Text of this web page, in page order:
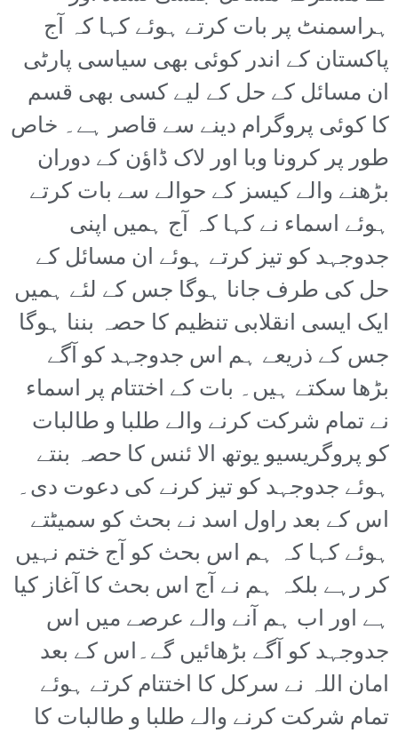
ہراسمنٹ پر بات کرتے ہوئے کہا کہ آج
پاکستان کے اندر کوئی بھی سیاسی پارٹی
ان مسائل کے حل کے لیے کسی بھی قسم
کا کوئی پروگرام دینے سے قاصر ہے۔ خاص
طور پر کرونا وبا اور لاک ڈاؤن کے دوران
بڑھنے والے کیسز کے حوالے سے بات کرتے
ہوئے اسماء نے کہا کہ آج ہمیں اپنی
جدوجہد کو تیز کرتے ہوئے ان مسائل کے
حل کی طرف جانا ہوگا جس کے لئے ہمیں
ایک ایسی انقلابی تنظیم کا حصہ بننا ہوگا
جس کے ذریعے ہم اس جدوجہد کو آگے
بڑھا سکتے ہیں۔ بات کے اختتام پر اسماء
نے تمام شرکت کرنے والے طلبا و طالبات
کو پروگریسیو یوتھ الا ئنس کا حصہ بنتے
ہوئے جدوجہد کو تیز کرنے کی دعوت دی۔
اس کے بعد راول اسد نے بحث کو سمیٹتے
ہوئے کہا کہ ہم اس بحث کو آج ختم نہیں
کر رہے بلکہ ہم نے آج اس بحث کا آغاز کیا
ہے اور اب ہم آنے والے عرصے میں اس
جدوجہد کو آگے بڑھائیں گے۔اس کے بعد
امان اللہ نے سرکل کا اختتام کرتے ہوئے
تمام شرکت کرنے والے طلبا و طالبات کا